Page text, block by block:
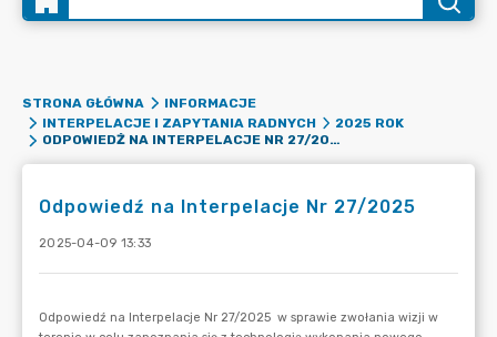
STRONA GŁÓWNA
INFORMACJE
INTERPELACJE I ZAPYTANIA RADNYCH
2025 ROK
ODPOWIEDŹ NA INTERPELACJE NR 27/2025
Odpowiedź na Interpelacje Nr 27/2025
2025-04-09 13:33